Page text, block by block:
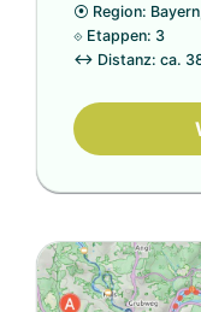
⦿ Region:
⟐ Etappen: 3
↔ Distanz: ca.